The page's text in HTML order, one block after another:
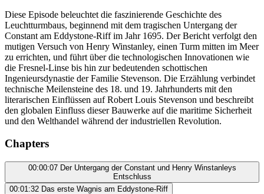
Diese Episode beleuchtet die faszinierende Geschichte des
Leuchtturmbaus, beginnend mit dem tragischen Untergang der
Constant am Eddystone-Riff im Jahr 1695. Der Bericht verfolgt den
mutigen Versuch von Henry Winstanley, einen Turm mitten im Meer
zu errichten, und führt über die technologischen Innovationen wie
die Fresnel-Linse bis hin zur bedeutenden schottischen
Ingenieursdynastie der Familie Stevenson. Die Erzählung verbindet
technische Meilensteine des 18. und 19. Jahrhunderts mit den
literarischen Einflüssen auf Robert Louis Stevenson und beschreibt
den globalen Einfluss dieser Bauwerke auf die maritime Sicherheit
und den Welthandel während der industriellen Revolution.
Chapters
00:00:07 Der Untergang der Constant und Henry Winstanleys
Entschluss
00:01:32 Das erste Wagnis am Eddystone-Riff